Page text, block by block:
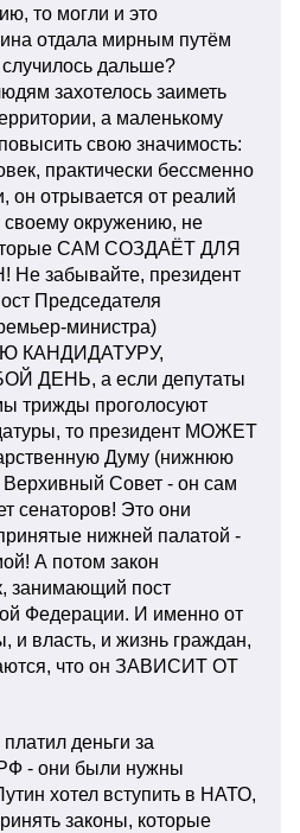
то могли и это
отдала мирным путём
дальше?
захотелось заиметь
а маленькому
свою значимость:
практически бессменно
он отрывается от реалий
своему окружению, не
САМ СОЗДАЁТ ДЛЯ
забывайте, президент
Председателя
министра)
КАНДИДАТУРУ,
ДЕНЬ, а если депутаты
трижды проголосуют
то президент МОЖЕТ
Думу (нижнюю
Совет - он сам
сенаторов! Это они
нижней палатой -
А потом закон
занимающий пост
Федерации. И именно от
и власть, и жизнь граждан,
что он ЗАВИСИТ ОТ
деньги за
- они были нужны
хотел вступить в НАТО,
законы, которые